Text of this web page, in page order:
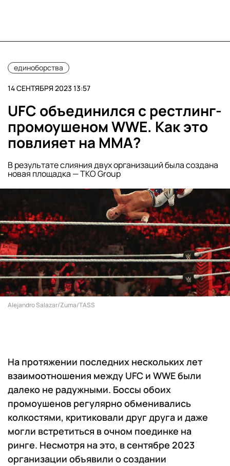
единоборства
14 СЕНТЯБРЯ 2023 13:57
UFC объединился с рестлинг-
промоушеном WWE. Как это
повлияет на ММА?
В результате слияния двух организаций была создана
новая площадка — TKO Group
Alejandro Salazar/Zuma/TASS
На протяжении последних нескольких лет
взаимоотношения между UFC и WWE были
далеко не радужными. Боссы обоих
промоушенов регулярно обменивались
колкостями, критиковали друг друга и даже
могли встретиться в очном поединке на
ринге. Несмотря на это, в сентябре 2023
организации объявили о создании